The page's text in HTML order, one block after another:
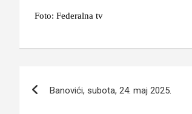
Foto: Federalna tv
Banovići, subota, 24. maj 2025.